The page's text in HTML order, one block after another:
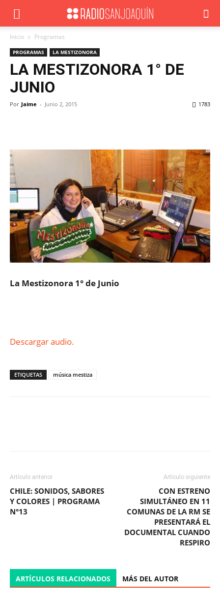
Inicio Programas
PROGRAMAS LA MESTIZONORA
LA MESTIZONORA 1° DE
JUNIO
Por Jaime - Junio 2, 2015 1783
La Mestizonora 1° de Junio
Descargar audio.
ETIQUETAS música mestiza
Artículo anterior
CHILE: SONIDOS, SABORES
Y COLORES | PROGRAMA
N°13
Artículo siguiente
CON ESTRENO
SIMULTÁNEO EN 11
COMUNAS DE LA RM SE
PRESENTARÁ EL
DOCUMENTAL CUANDO
RESPIRO
ARTÍCULOS RELACIONADOS MÁS DEL AUTOR